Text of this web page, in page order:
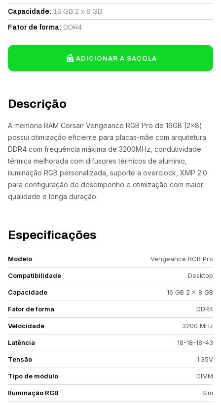
Descrição
A memória RAM Corsair Vengeance RGB Pro de 16GB (2x8)
possui otimização eficiente para placas-mãe com arquitetura
DDR4 com frequência máxima de 3200MHz, condutividade
térmica melhorada com difusores térmicos de alumínio,
iluminação RGB personalizada, suporte a overclock, XMP 2.0
para configuração de desempenho e otimização com maior
qualidade e longa duração.
Especificações
Modelo Vengeance RGB Pro
Compatibilidade Desktop
Capacidade 16 GB 2 x 8 GB
Fator de forma DDR4
Velocidade 3200 MHz
Latência 18-18-18-43
Tensão 1.35V
Tipo de módulo DIMM
Iluminação RGB Sim
Capacidade: 16 GB 2 x 8 GB
Fator de forma: DDR4
ADICIONAR A SACOLA